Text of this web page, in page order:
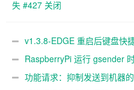
失 #427 关闭
v1.3.8-EDGE 重启后键盘快
RaspberryPi 运行 gsender
功能请求：抑制发送到机器